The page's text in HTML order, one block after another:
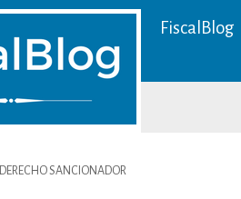
FiscalBlog
DERECHO SANCIONADOR